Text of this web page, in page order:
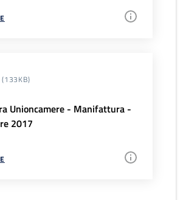
(133KB)
Unioncamere - Manifattura -
2017